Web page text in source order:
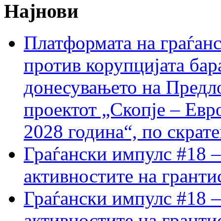
Најнови
Платформата на
против корупцијата
донесувањето на
проектот „Скопје –
2028 година“, по
Граѓански импулс #18
активностите на
Граѓански импулс #18